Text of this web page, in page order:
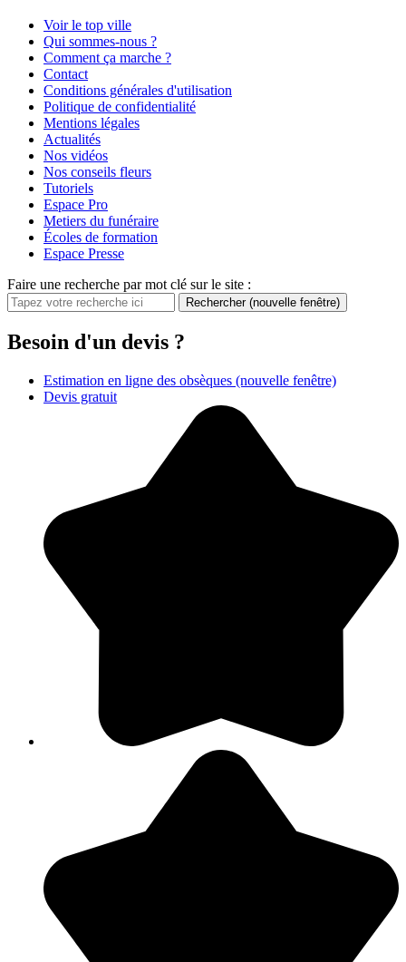
Voir le top ville
Qui sommes-nous ?
Comment ça marche ?
Contact
Conditions générales d'utilisation
Politique de confidentialité
Mentions légales
Actualités
Nos vidéos
Nos conseils fleurs
Tutoriels
Espace Pro
Metiers du funéraire
Écoles de formation
Espace Presse
Faire une recherche par mot clé sur le site :
Rechercher (nouvelle fenêtre)
Besoin d'un devis ?
Estimation en ligne des obsèques (nouvelle fenêtre)
Devis gratuit